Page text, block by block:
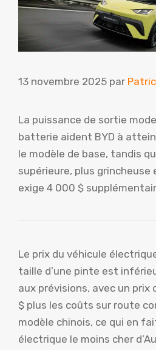
13 novembre 2025 par
La puissance de sortie
batterie aident BYD à
le modèle de base, tandis
supérieure, plus grincheuse
exige 4 000 $
Le prix du véhicule
taille d’une pinte est
aux prévisions, avec un prix
$ plus les coûts sur route
modèle chinois, ce qui en
électrique le moins cher